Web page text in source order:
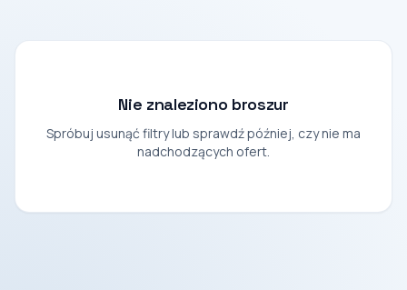
Nie znaleziono broszur
Spróbuj usunąć filtry lub sprawdź później, czy nie ma
nadchodzących ofert.